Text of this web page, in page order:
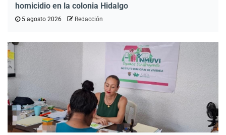
homicidio en la colonia Hidalgo
5 agosto 2026 Redacción